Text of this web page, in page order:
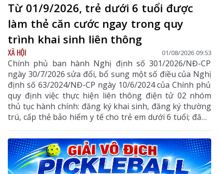
Từ 01/9/2026, trẻ dưới 6 tuổi được
làm thẻ căn cước ngay trong quy
trình khai sinh liên thông
XÃ HỘI 01/08/2026 09:53
Chính phủ ban hành Nghị định số 301/2026/NĐ-CP
ngày 30/7/2026 sửa đổi, bổ sung một số điều của Nghị
định số 63/2024/NĐ-CP ngày 10/6/2024 của Chính phủ
quy định việc thực hiện liên thông điện tử 02 nhóm
thủ tục hành chính: đăng ký khai sinh, đăng ký thường
trú, cấp thẻ bảo hiểm y tế cho trẻ em dưới 6 tuổi; đăng
ký khai tử, xóa đăng ký thường trú, giải quyết mai
táng phí, tử tuất.